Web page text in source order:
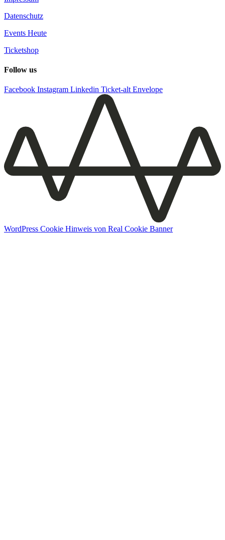
Datenschutz
Events Heute
Ticketshop
Follow us
Facebook Instagram Linkedin Ticket-alt Envelope
WordPress Cookie Hinweis von Real Cookie Banner